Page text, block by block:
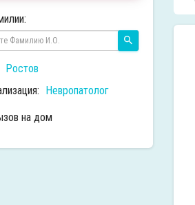
Ростов
Невропатолог
на дом